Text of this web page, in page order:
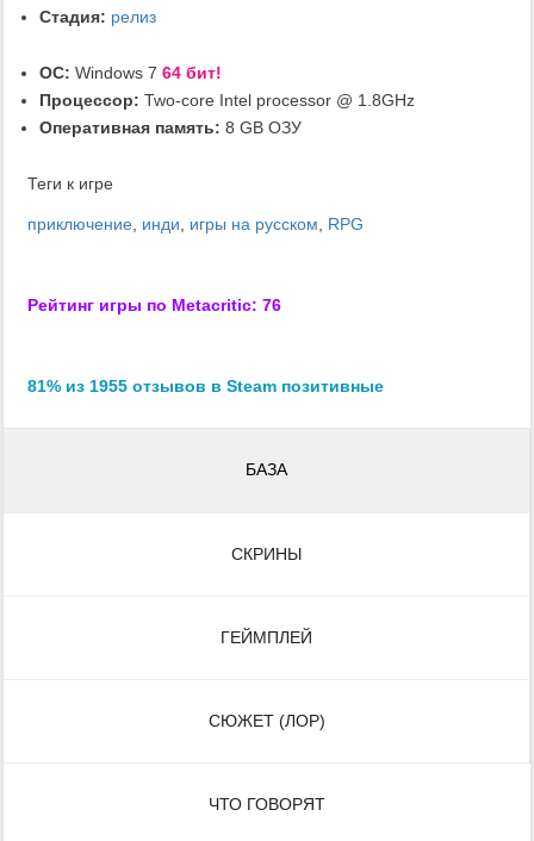
Стадия: релиз
ОС: Windows 7 64 бит!
Процессор: Two-core Intel processor @ 1.8GHz
Оперативная память: 8 GB ОЗУ
Теги к игре
приключение инди игры на русском RPG
Рейтинг игры по Metacritic: 76
81% из 1955 отзывов в Steam позитивные
БАЗА
СКРИНЫ
ГЕЙМПЛЕЙ
СЮЖЕТ (ЛОР)
ЧТО ГОВОРЯТ